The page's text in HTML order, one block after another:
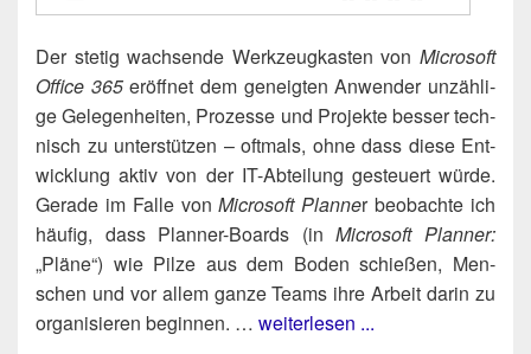
Der ste­tig wach­sen­de Werk­zeug­kas­ten von Micro­soft
Office 365eröff­net dem geneig­ten Anwen­der unzäh­li­
ge Gele­gen­hei­ten, Pro­zes­se und Pro­jek­te bes­ser tech­
nisch zu unter­stüt­zen – oft­mals, ohne dass die­se Ent­
wick­lung aktiv von der IT-Abtei­lung gesteu­ert wür­de.
Gera­de im Fal­le vonMicro­soft Plan­ner beob­ach­te ich
häu­fig, dass Plan­ner-Boards (inMicro­soft Plan­ner:
„Plä­ne“) wie Pil­ze aus dem Boden schie­ßen, Men­
schen und vor allem gan­ze Teams ihre Arbeit dar­in zu
orga­ni­sie­ren begin­nen. … weiterlesen ...